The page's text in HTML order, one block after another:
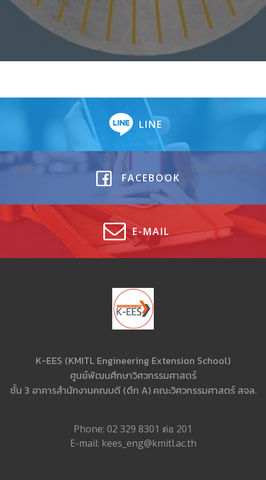
LINE
FACEBOOK
E-MAIL
K-EES (KMITL Engineering Extension School)
ศูนย์พัฒนศึกษาวิศวกรรมศาสตร์
ชั้น 3 อาคารสำนักงานคณบดี (ตึก A) คณะวิศวกรรมศาสตร์ สจล.
Phone: 02 329 8301 ต่อ 201
E-mail: kees_eng@kmitl.ac.th